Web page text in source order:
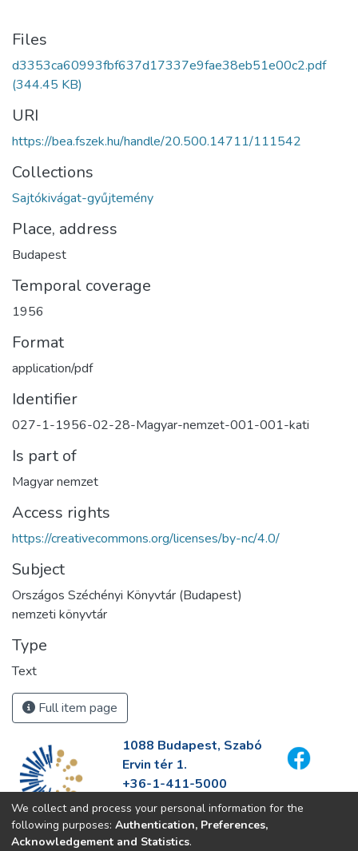
Files
d3353ca60993fbf637d17337e9fae38eb51e00c2.pdf
(344.45 KB)
URI
https://bea.fszek.hu/handle/20.500.14711/111542
Collections
Sajtókivágat-gyűjtemény
Place, address
Budapest
Temporal coverage
1956
Format
application/pdf
Identifier
027-1-1956-02-28-Magyar-nemzet-001-001-kati
Is part of
Magyar nemzet
Access rights
https://creativecommons.org/licenses/by-nc/4.0/
Subject
Országos Széchényi Könyvtár (Budapest)
nemzeti könyvtár
Type
Text
Full item page
1088 Budapest, Szabó
Ervin tér 1.
+36-1-411-5000
info@fszek.hu
https://fszek.hu
We collect and process your personal information for the
following purposes: Authentication, Preferences,
Acknowledgement and Statistics.